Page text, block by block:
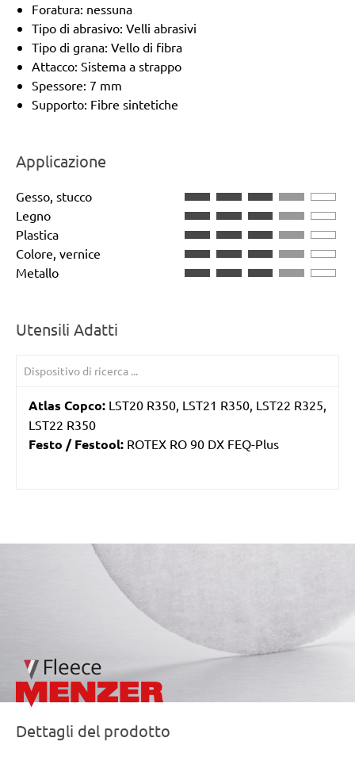
Foratura: nessuna
Tipo di abrasivo: Velli abrasivi
Tipo di grana: Vello di fibra
Attacco: Sistema a strappo
Spessore: 7 mm
Supporto: Fibre sintetiche
Applicazione
Gesso, stucco
Legno
Plastica
Colore, vernice
Metallo
Utensili Adatti
Atlas Copco: LST20 R350, LST21 R350, LST22 R325,
LST22 R350
Festo / Festool: ROTEX RO 90 DX FEQ-Plus
/marketing/parallax/menzer/parallax_logos/
Dettagli del prodotto